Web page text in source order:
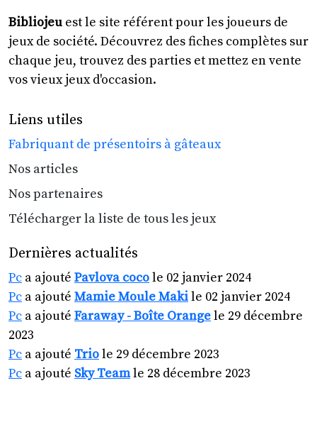
Bibliojeu est le site référent pour les joueurs de
jeux de société. Découvrez des fiches complètes sur
chaque jeu, trouvez des parties et mettez en vente
vos vieux jeux d'occasion.
Liens utiles
Fabriquant de présentoirs à gâteaux
Nos articles
Nos partenaires
Télécharger la liste de tous les jeux
Dernières actualités
Pc a ajouté Pavlova cocole 02 janvier 2024
Pc a ajouté Mamie Moule Makile 02 janvier 2024
Pc a ajouté Faraway - Boîte Orangele 29 décembre
2023
Pc a ajouté Triole 29 décembre 2023
Pc a ajouté Sky Teamle 28 décembre 2023